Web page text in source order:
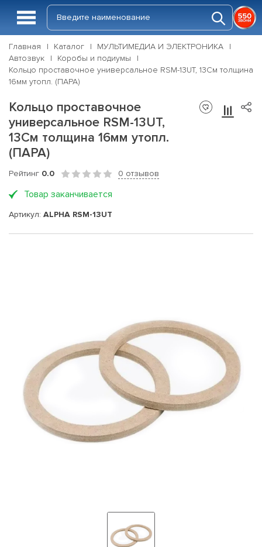
Главная Каталог
МУЛЬТИМЕДИА И ЭЛЕКТРОНИКА
Автозвук
Коробы и подиумы
Кольцо проставочное универсальное RSM-13UT, 13См толщина
16мм утопл. (ПАРА)
Кольцо проставочное
универсальное RSM-13UT,
13См толщина 16мм утопл.
(ПАРА)
Рейтинг 0.0 0 отзывов
Товар заканчивается
Артикул: ALPHA RSM-13UT